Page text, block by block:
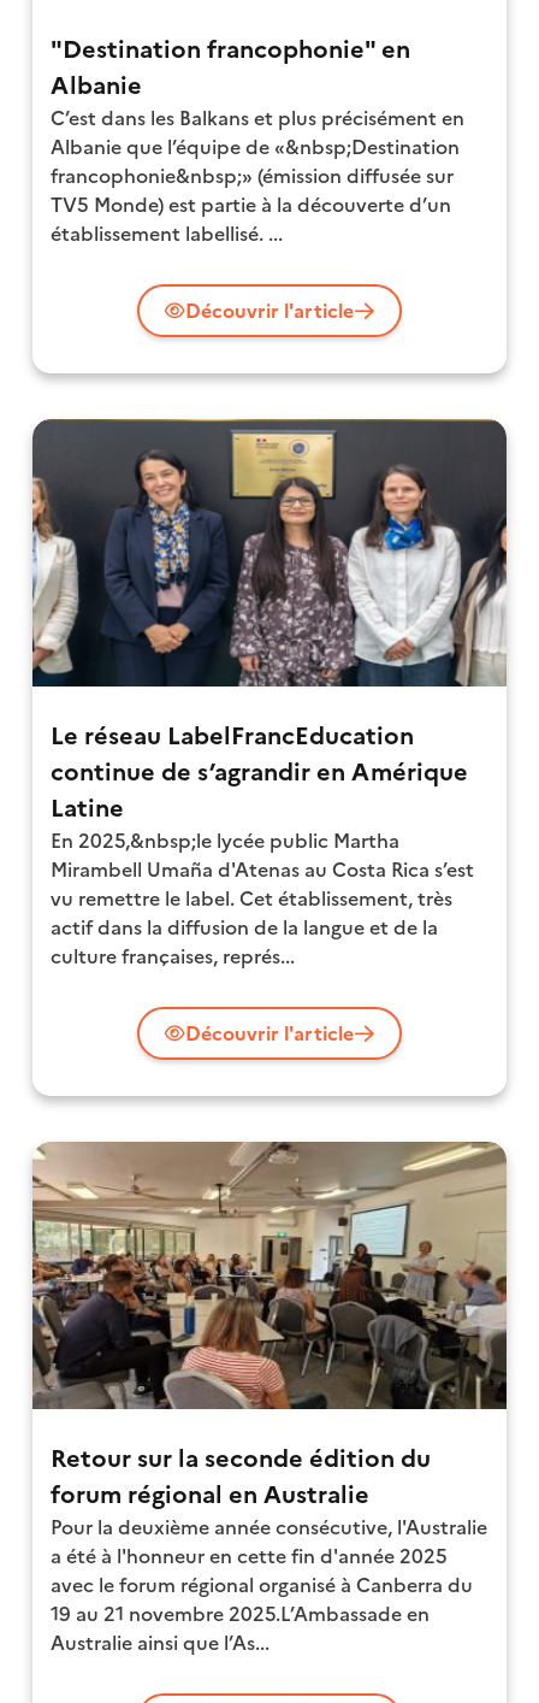
"Destination francophonie" en
Albanie
C’est dans les Balkans et plus précisément en
Albanie que l’équipe de «&nbsp;Destination
francophonie&nbsp;» (émission diffusée sur
TV5 Monde) est partie à la découverte d’un
établissement labellisé. ...
Découvrir l'article
Le réseau LabelFrancEducation
continue de s’agrandir en Amérique
Latine
En 2025,&nbsp;le lycée public Martha
Mirambell Umaña d'Atenas au Costa Rica s’est
vu remettre le label. Cet établissement, très
actif dans la diffusion de la langue et de la
culture françaises, représ...
Découvrir l'article
Retour sur la seconde édition du
forum régional en Australie
Pour la deuxième année consécutive, l'Australie
a été à l'honneur en cette fin d'année 2025
avec le forum régional organisé à Canberra du
19 au 21 novembre 2025.L’Ambassade en
Australie ainsi que l’As...